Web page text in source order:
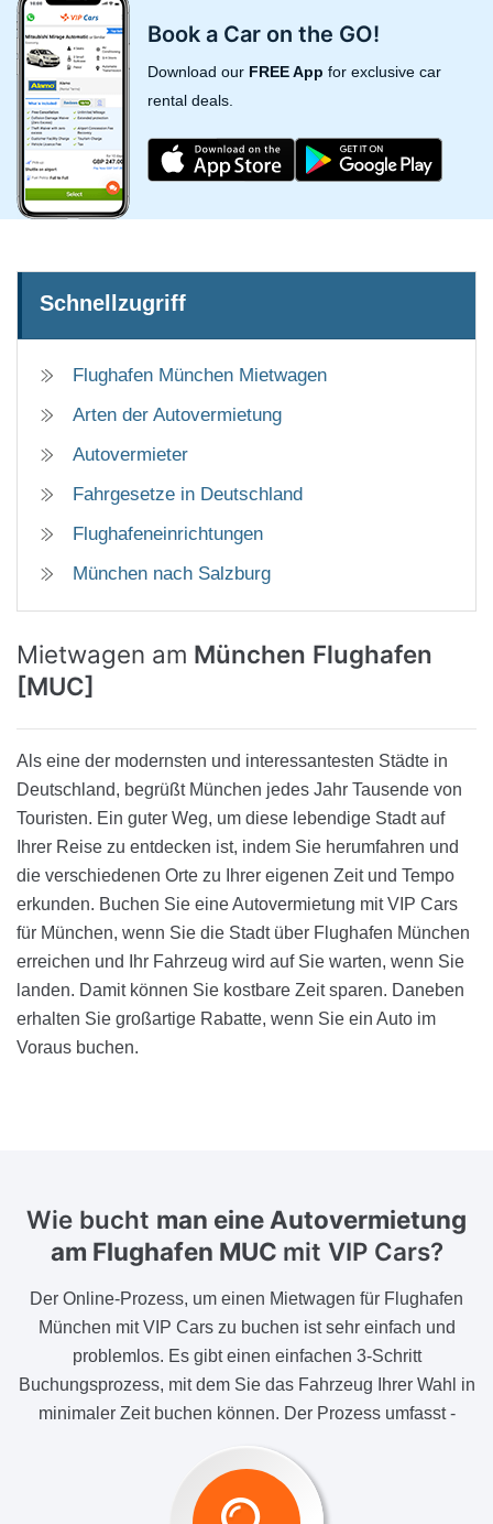
Book a Car on the GO!
Download our FREE App for exclusive car
rental deals.
Schnellzugriff
Flughafen München Mietwagen
Arten der Autovermietung
Autovermieter
Fahrgesetze in Deutschland
Flughafeneinrichtungen
München nach Salzburg
Mietwagen am München Flughafen
[MUC]
Als eine der modernsten und interessantesten Städte in
Deutschland, begrüßt München jedes Jahr Tausende von
Touristen. Ein guter Weg, um diese lebendige Stadt auf
Ihrer Reise zu entdecken ist, indem Sie herumfahren und
die verschiedenen Orte zu Ihrer eigenen Zeit und Tempo
erkunden. Buchen Sie eine Autovermietung mit VIP Cars
für München, wenn Sie die Stadt über Flughafen München
erreichen und Ihr Fahrzeug wird auf Sie warten, wenn Sie
landen. Damit können Sie kostbare Zeit sparen. Daneben
erhalten Sie großartige Rabatte, wenn Sie ein Auto im
Voraus buchen.
Wie bucht man eine Autovermietung
am Flughafen MUC mit VIP Cars?
Der Online-Prozess, um einen Mietwagen für Flughafen
München mit VIP Cars zu buchen ist sehr einfach und
problemlos. Es gibt einen einfachen 3-Schritt
Buchungsprozess, mit dem Sie das Fahrzeug Ihrer Wahl in
minimaler Zeit buchen können. Der Prozess umfasst -